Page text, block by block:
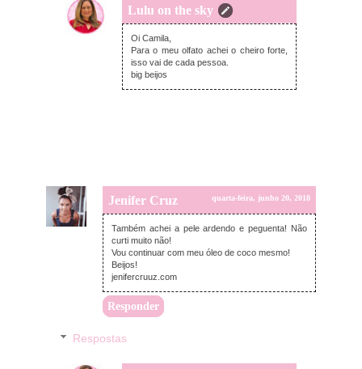
Lulu on the sky
quarta-feira, junho 20, 2018
Oi Camila,
Para o meu olfato achei o cheiro forte,
isso vai de cada pessoa.
big beijos
Jenifer Cruz quarta-feira, junho 20, 2018
Também achei a pele ardendo e peguenta! Não
curti muito não!
Vou continuar com meu óleo de coco mesmo!
Beijos!
jenifercruuz.com
Responder
Respostas